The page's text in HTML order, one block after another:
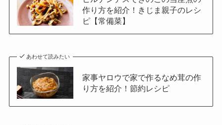
作り方を紹介！きじま親子のレシ
ピ【常備菜】
あわせて読みたい
家事ヤロウで家で作るなめ茸の作
り方を紹介！節約レシピ